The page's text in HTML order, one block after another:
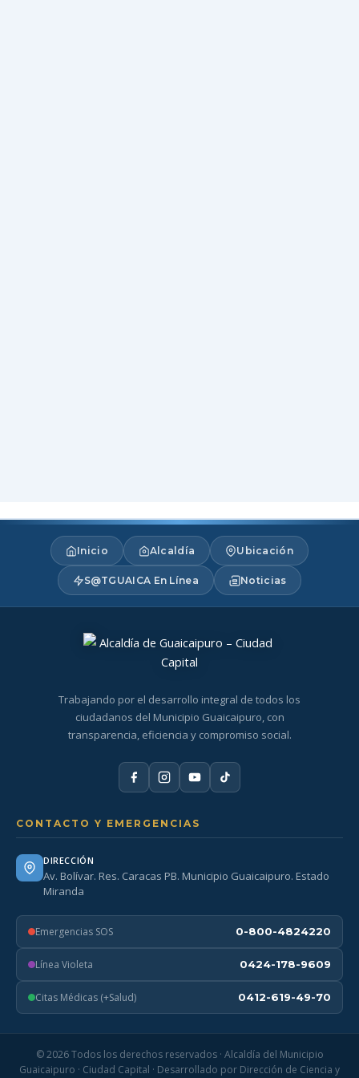
Inicio Alcaldía Ubicación
S@TGUAICA En Línea Noticias
Trabajando por el desarrollo integral de todos los
ciudadanos del Municipio Guaicaipuro, con
transparencia, eficiencia y compromiso social.
CONTACTO Y EMERGENCIAS
DIRECCIÓN
Av. Bolívar. Res. Caracas PB. Municipio Guaicaipuro. Estado
Miranda
Emergencias SOS 0-800-4824220
Línea Violeta 0424-178-9609
Citas Médicas (+Salud) 0412-619-49-70
© 2026 Todos los derechos reservados · Alcaldía del Municipio
Guaicaipuro · Ciudad Capital · Desarrollado por Dirección de Ciencia y